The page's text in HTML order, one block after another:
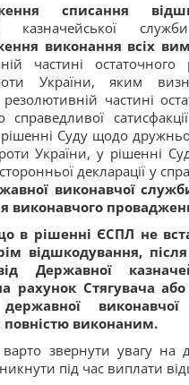
списання
казначейської
виконання всіх
частині
України, яким
резолютивній частині
Суду щодо
України, у рішенні
декларації у
виконавчої
виконавчого
в рішенні ЄСПЛ не
відшкодування,
Державної
рахунок Стягувача
повністю виконаним.
звернути увагу на
під час виплати